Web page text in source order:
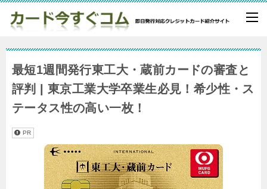
最短1週間発行東工大・蔵前カードの審査と
評判 | 東京工業大学卒業生必見！希少性・ス
テータス性の高い一枚！
PR